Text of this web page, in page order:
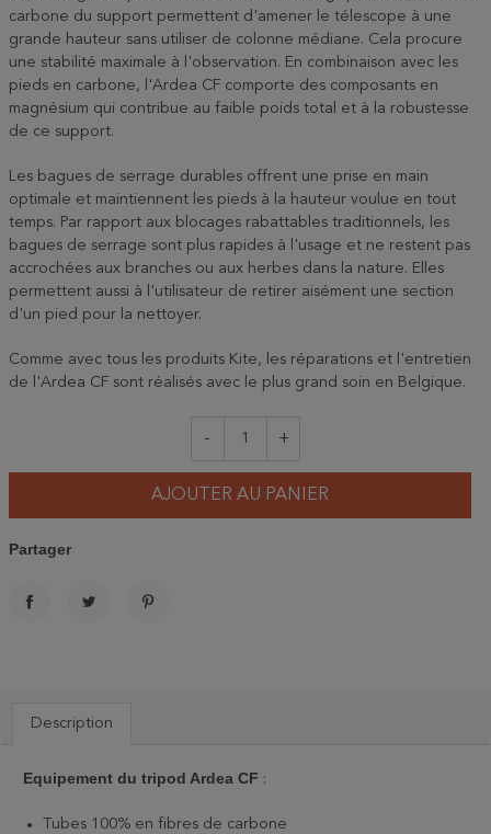
carbone du support permettent d'amener le télescope à une
grande hauteur sans utiliser de colonne médiane. Cela procure
une stabilité maximale à l'observation. En combinaison avec les
pieds en carbone, l'Ardea CF comporte des composants en
magnésium qui contribue au faible poids total et à la robustesse
de ce support.
Les bagues de serrage durables offrent une prise en main
optimale et maintiennent les pieds à la hauteur voulue en tout
temps. Par rapport aux blocages rabattables traditionnels, les
bagues de serrage sont plus rapides à l'usage et ne restent pas
accrochées aux branches ou aux herbes dans la nature. Elles
permettent aussi à l'utilisateur de retirer aisément une section
d'un pied pour la nettoyer.
Comme avec tous les produits Kite, les réparations et l'entretien
de l'Ardea CF sont réalisés avec le plus grand soin en Belgique.
- +
AJOUTER AU PANIER
Partager
Description
Equipement du tripod Ardea CF :
Tubes 100% en fibres de carbone